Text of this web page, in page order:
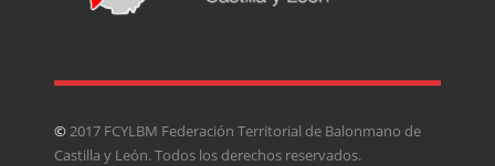
©2017 FCYLBM Federación Territorial de Balonmano de
Castilla y León. Todos los derechos reservados.